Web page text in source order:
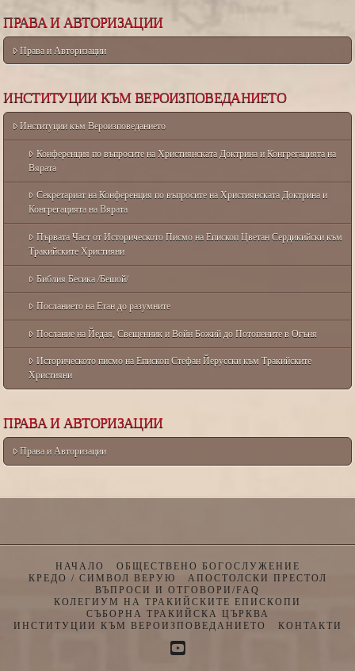
ПРАВА И АВТОРИЗАЦИИ
Права и Авторизации
ИНСТИТУЦИИ КЪМ ВЕРОИЗПОВЕДАНИЕТО
Институции към Вероизповеданието
Конференция по въпросите на Християнската Доктрина и Конгрегацията на
Вярата
Секретариат на Конференция по въпросите на Християнската Доктрина и
Конгрегацията на Вярата
Първата Част от Историческото Писмо на Епископ Цветан Сердикийски към
Тракийските Християни
Библия Бесика /Бешой/
Посланието на Етан до разумните
Послание на Йедая, Свещенник и Войн Божий до Потопените в Огъня
Историческото писмо на Епископ Стефан Йерусски към Тракийските
Християни
ПРАВА И АВТОРИЗАЦИИ
Права и Авторизации
НАЧАЛО
ОБЩЕСТВЕНО БОГОСЛУЖЕНИЕ
КРЕДО / СИМВОЛ ВЕРУЮ
АПОСТОЛСКИ ПРЕСТОЛ
ВЪПРОСИ И ОТГОВОРИ/FAQ
КОЛЕГИУМ НА ТРАКИЙСКИТЕ ЕПИСКОПИ
СЪБОРНА ТРАКИЙСКА ЦЪРКВА
ИНСТИТУЦИИ КЪМ ВЕРОИЗПОВЕДАНИЕТО
КОНТАКТИ